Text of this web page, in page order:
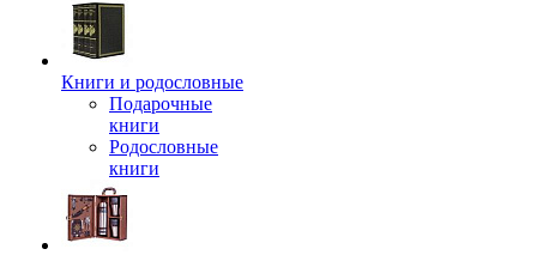
Книги и родословные
Подарочные
книги
Родословные
книги